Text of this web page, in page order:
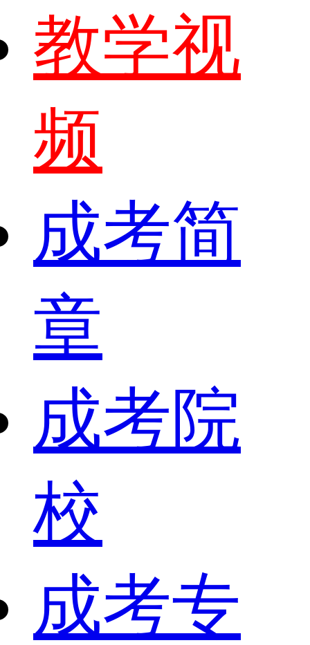
教学视
频
成考简
章
成考院
校
成考专